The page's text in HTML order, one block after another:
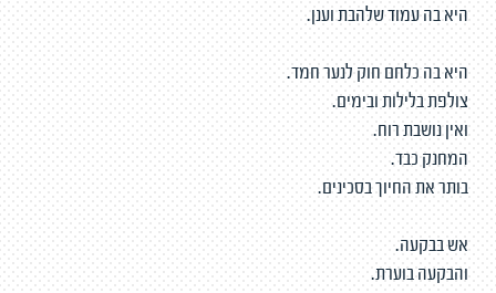
היא בה עמוד שלהבת וענן.
היא בה כלחם חוק לנער חמד.
צולפת בלילות ובימים.
ואין נושבת רוח.
המחנק כבד.
בותר את החיוך בסכינים.
אש בבקעה.
והבקעה בוערת.